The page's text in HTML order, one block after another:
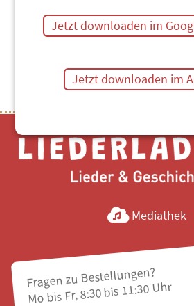
Mediathek
Fragen zu Bestellungen?
Mo bis Fr, 8:30 bis 11:30 Uhr
Jetzt downloaden im
Jetzt downloaden im